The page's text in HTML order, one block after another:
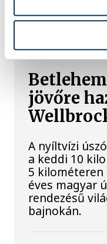
A magyar
foglalkoztató
jövőre
A nyíltvízi
a keddi 10
5
éves magyar
rendezésű
bajnokán.